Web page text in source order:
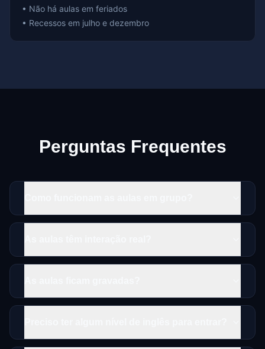
• Não há aulas em feriados
• Recessos em julho e dezembro
Perguntas Frequentes